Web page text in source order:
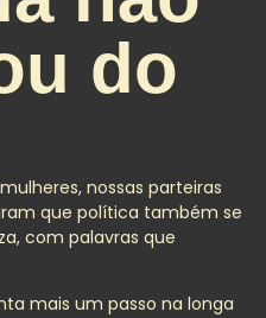
do
nossas parteiras
que política também se
com palavras que
mais um passo na longa